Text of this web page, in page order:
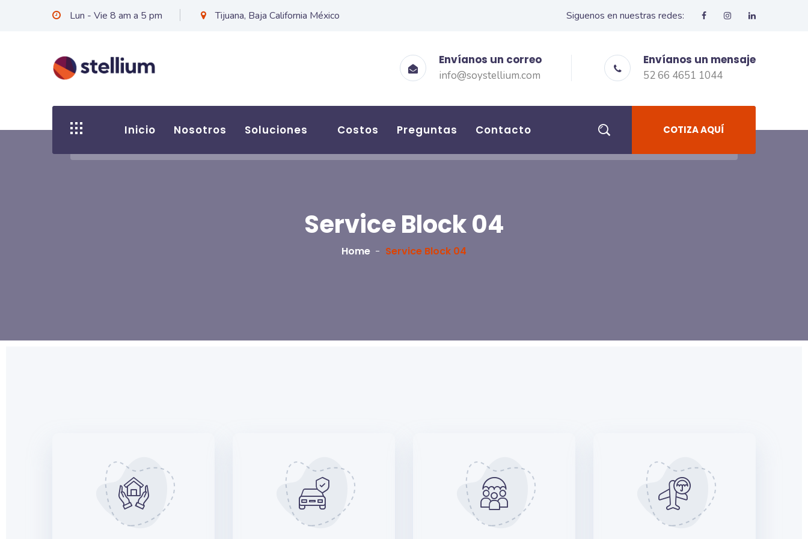
Lun - Vie 8 am a 5 pm Tijuana, Baja California México Siguenos en nuestras redes:
Envíanos un correo
info@soystellium.com
Envíanos un mensaje
52 66 4651 1044
Inicio Nosotros Soluciones Costos Preguntas Contacto COTIZA AQUÍ
Service Block 04
Home Service Block 04